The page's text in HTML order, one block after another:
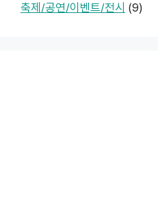
축제/공연/이벤트/전시 (9)